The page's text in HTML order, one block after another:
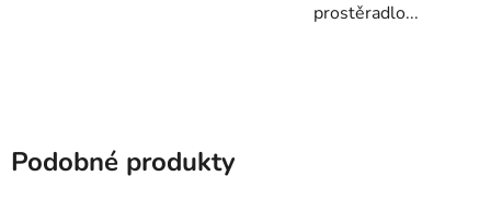
prostěradlo...
Podobné produkty